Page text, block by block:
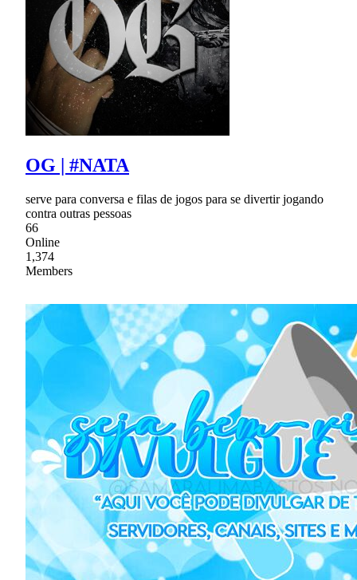
OG | #NATA
serve para conversa e filas de jogos para se divertir jogando
contra outras pessoas
66
Online
1,374
Members